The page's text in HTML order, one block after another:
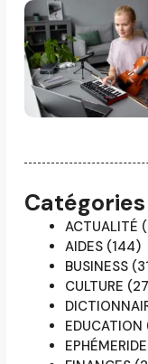
Catégories
ACTUALITÉ
AIDES (144)
BUSINESS
CULTURE
EDUCATION